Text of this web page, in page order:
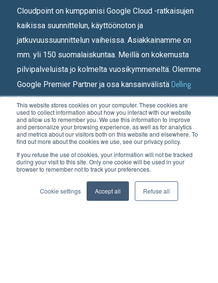
This website stores cookies on your computer. These cookies are
used to collect information about how you interact with our website
and allow us to remember you. We use this information to improve
and personalize your browsing experience, as well as for analytics
and metrics about our visitors both on this website and elsewhere. To
find out more about the cookies we use, see our privacy policy.
If you refuse the use of cookies, your information will not be tracked
during your visit to this site. Only one cookie will be used in your
browser to remember not to track your preferences.
Cookie settings Accept all Refuse all
Cloudpoint on kumppanisi Google Cloud -ratkaisujen
kaikissa suunnittelun, käyttöönoton ja
jatkuvuussuunnittelun vaiheissa. Asiakkainamme on
mm. yli 150 suomalaiskuntaa. Meillä on kokemusta
pilvipalveluista jo kolmelta vuosikymmeneltä. Olemme
Google Premier Partner ja osa kansainvälistä Delling
Cloudia.
PIKALINKIT:
Etusivu
Kenelle teemme
Asiakastarinoita
Mitä teemme